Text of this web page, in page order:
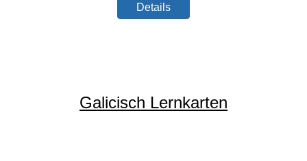
Details
Galicisch Lernkarten